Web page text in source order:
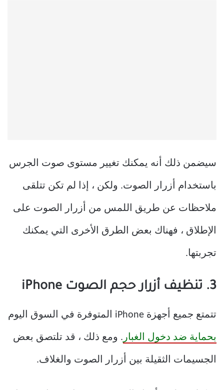
سيضمن ذلك أنه يمكنك تغيير مستوى صوت الجرس
باستخدام أزرار الصوت. ولكن ، إذا لم تكن تتلقى
ملاحظات عن طريق اللمس من أزرار الصوت على
الإطلاق ، فهناك بعض الطرق الأخرى التي يمكنك
تجربتها.
3. تنظيف أزرار حجم الصوت iPhone
تتمتع جميع أجهزة iPhone المتوفرة في السوق اليوم
بحماية ضد دخول الغبار . ومع ذلك ، قد تلتصق بعض
الجسيمات الثقيلة بين أزرار الصوت والغلاف.